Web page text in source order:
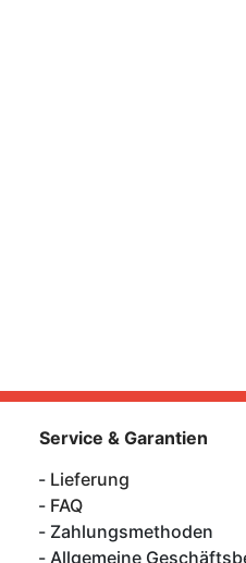
Service & Garantien
Lieferung
FAQ
Zahlungsmethoden
Allgemeine